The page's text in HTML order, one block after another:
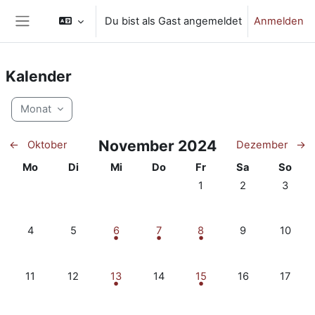
Website-Übersicht
Du bist als Gast angemeldet Anmelden
Kalender
Monat
← Oktober November 2024 Dezember
→
Montag
Mo Dienstag
Di Mittwoch
Mi Donnerstag
Do Freitag
Fr Samstag
Sa
So
Keine Termine, Freitag,
1 Keine Termine,
2 Keine
3
Keine Termine, Montag, 4. November
4 Keine Termine, Dienstag, 5. November
5 2 Termine, Mittwoch, 6. November
6 1 Termin, Donnerstag, 7.
7 1 Termin, Freitag, 8.
8 Keine Termine,
9 Keine
10
Keine Termine, Montag, 11. November
11 Keine Termine, Dienstag, 12. November
12 3 Termine, Mittwoch, 13. November
13 Keine Termine, Donnerstag, 14.
14 1 Termin, Freitag, 15.
15 Keine Termine,
16 Keine
17